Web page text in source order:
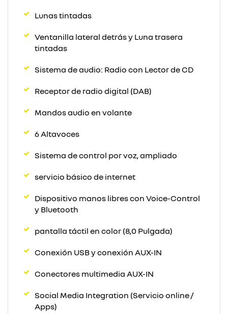
Lunas tintadas
Ventanilla lateral detrás y Luna trasera
tintadas
Sistema de audio: Radio con Lector de CD
Receptor de radio digital (DAB)
Mandos audio en volante
6 Altavoces
Sistema de control por voz, ampliado
servicio básico de internet
Dispositivo manos libres con Voice-Control
y Bluetooth
pantalla táctil en color (8,0 Pulgada)
Conexión USB y conexión AUX-IN
Conectores multimedia AUX-IN
Social Media Integration (Servicio online /
Apps)